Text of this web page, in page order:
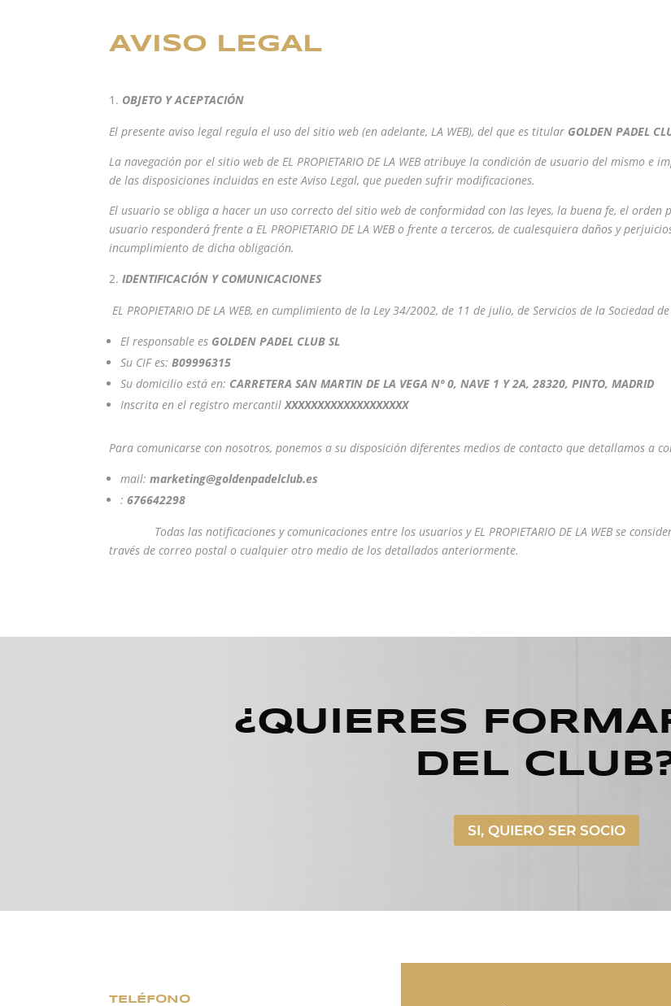
AVISO LEGAL
OBJETO Y ACEPTACIÓN
El presente aviso legal regula el uso del sitio web (en adelante, LA WEB), del que es titular GOLDEN PADEL
La navegación por el sitio web de EL PROPIETARIO DE LA WEB atribuye la condición de usuario del mismo
de las disposiciones incluidas en este Aviso Legal, que pueden sufrir modificaciones.
El usuario se obliga a hacer un uso correcto del sitio web de conformidad con las leyes, la buena fe, el orden
usuario responderá frente a EL PROPIETARIO DE LA WEB o frente a terceros, de cualesquiera daños y
incumplimiento de dicha obligación.
IDENTIFICACIÓN Y COMUNICACIONES
EL PROPIETARIO DE LA WEB, en cumplimiento de la Ley 34/2002, de 11 de julio, de Servicios de la
El responsable es GOLDEN PADEL CLUB SL
Su CIF es:B09996315
Su domicilio está en: CARRETERA SAN MARTIN DE LA VEGA Nº 0, NAVE 1 Y 2A, 28320, PINTO, MADRID
Inscrita en el registro mercantilXXXXXXXXXXXXXXXXXXX
Para comunicarse con nosotros, ponemos a su disposición diferentes medios de contacto que detallamos a
mail:marketing@goldenpadelclub.es
:676642298
Todas las notificaciones y comunicaciones entre los usuarios y EL PROPIETARIO DE LA WEB se
través de correo postal o cualquier otro medio de los detallados anteriormente.
¿QUIERES
DEL
SI, QUIERO SER SOCIO
TELÉFONO